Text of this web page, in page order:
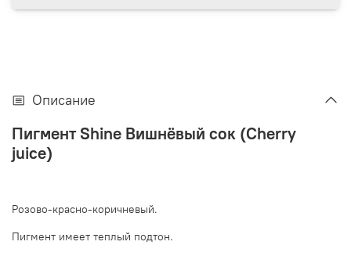
Описание
Пигмент Shine Вишнёвый сок (Cherry
juice)
Розово-красно-коричневый.
Пигмент имеет теплый подтон.